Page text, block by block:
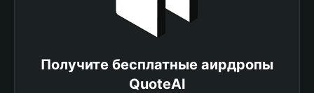
Получите бесплатные аирдропы
QuoteAI